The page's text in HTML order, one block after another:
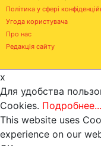
Політика у сфері
Угода користувача
Про нас
Редакція сайту
x
Для удобства
Cookies. Подробнее...
This website uses
experience on our